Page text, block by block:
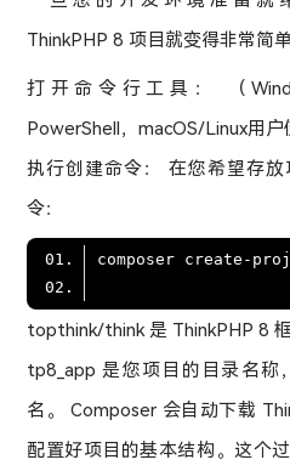
ThinkPHP 8 项目就变得非常简
打开命令行工具： （
PowerShell，macOS/Linux用户
执行创建命令： 在您希望存
令：
topthink/think 是 ThinkPHP 8 框
tp8_app 是您项目的目录名称
名。 Composer 会自动下载
配置好项目的基本结构。这个